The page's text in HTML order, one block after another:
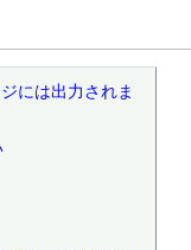
には出力されま